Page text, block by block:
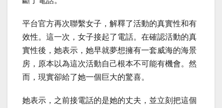
平台官方再次聯繫女子，解釋了活動的真實性和有
效性。這一次，女子接起了電話。在確認活動的真
實性後，她表示，她早就夢想擁有一套威海的海景
房，原本以為這次活動自己根本不可能有機會。然
而，現實卻給了她一個巨大的驚喜。
她表示，之前接電話的是她的丈夫，並立刻把這個